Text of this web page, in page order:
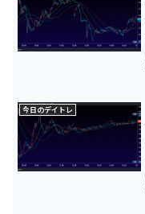
今日のデイトレ